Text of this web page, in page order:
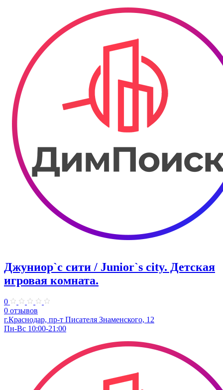
Джуниор`с сити / Junior`s city. ​Детская
игровая комната.
0
0 отзывов
​г.Краснодар, пр-т Писателя Знаменского, 12
Пн-Вс 10:00-21:00